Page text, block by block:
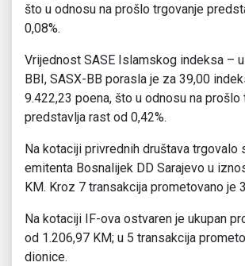
što u odnosu na prošlo trgovanje
0,08%.
Vrijednost SASE Islamskog indeksa –
BBI, SASX-BB porasla je za 39,00
9.422,23 poena, što u odnosu na prošlo
predstavlja rast od 0,42%.
Na kotaciji privrednih društava trgovalo
emitenta Bosnalijek DD Sarajevo u
KM. Kroz 7 transakcija prometovano je
Na kotaciji IF-ova ostvaren je ukupan
od 1.206,97 KM; u 5 transakcija
dionice.